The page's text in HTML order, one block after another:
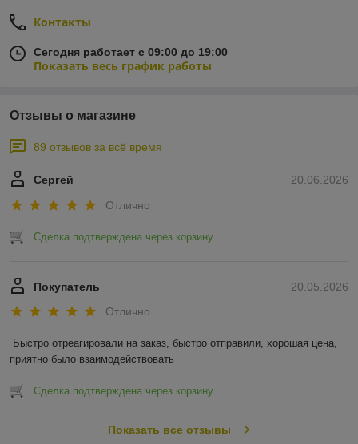
Контакты
Сегодня работает с 09:00 до 19:00
Показать весь график работы
Отзывы о магазине
89 отзывов за всё время
20.06.2026
Сергей
Отлично
Сделка подтверждена через корзину
20.05.2026
Покупатель
Отлично
Быстро отреагировали на заказ, быстро отправили, хорошая цена,
приятно было взаимодействовать
Сделка подтверждена через корзину
Показать все отзывы